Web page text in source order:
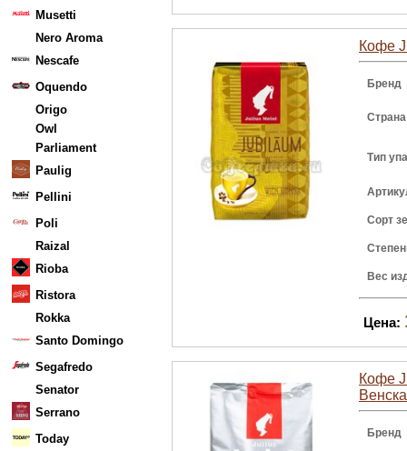
Musetti
Nero Aroma
Nescafe
Oquendo
Origo
Owl
Parliament
Paulig
Pellini
Poli
Raizal
Rioba
Ristora
Rokka
Santo Domingo
Segafredo
Senator
Serrano
Today
Кофе
Бренд
Тип
Сорт
Вес
Цена:
Кофе
Бренд